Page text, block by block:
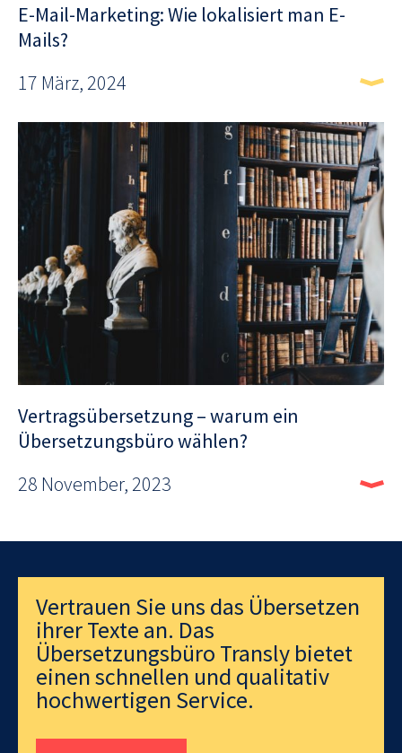
E-Mail-Marketing: Wie lokalisiert man E-
Mails?
17 März, 2024
Vertragsübersetzung – warum ein
Übersetzungsbüro wählen?
28 November, 2023
Vertrauen Sie uns das Übersetzen
ihrer Texte an. Das
Übersetzungsbüro Transly bietet
einen schnellen und qualitativ
hochwertigen Service.